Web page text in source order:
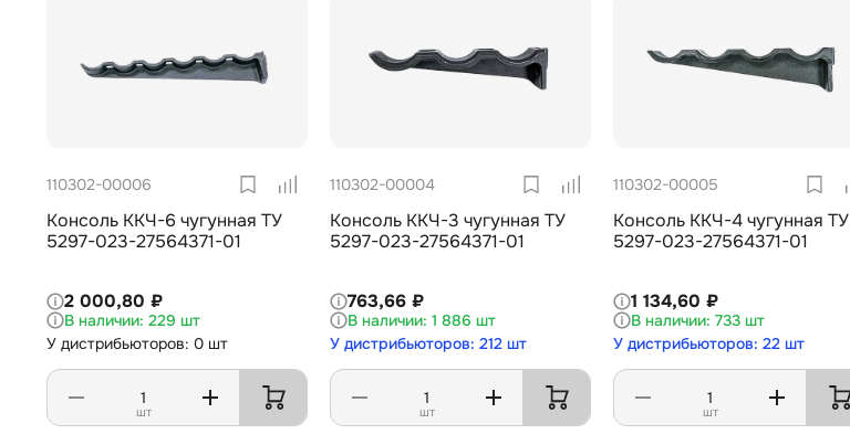
110302-00006
Консоль ККЧ-6 чугунная ТУ
5297-023-27564371-01
2 000,80 ₽
229 шт
У дистрибьюторов: 0 шт
шт
110302-00004
Консоль ККЧ-3 чугунная ТУ
5297-023-27564371-01
763,66 ₽
1 886 шт
У дистрибьюторов: 212 шт
шт
110302-00005
Консоль ККЧ-4 чугунная ТУ
5297-023-27564371-01
1 134,60 ₽
733 шт
У дистрибьюторов: 22 шт
шт